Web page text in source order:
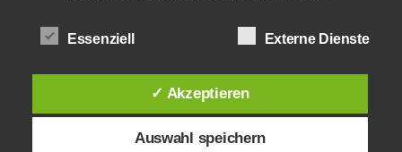
Essenziell Externe Dienste
✓ Akzeptieren
Auswahl speichern